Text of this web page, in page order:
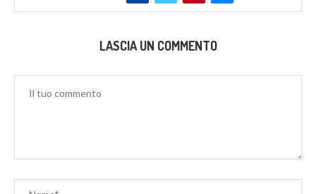
LASCIA UN COMMENTO